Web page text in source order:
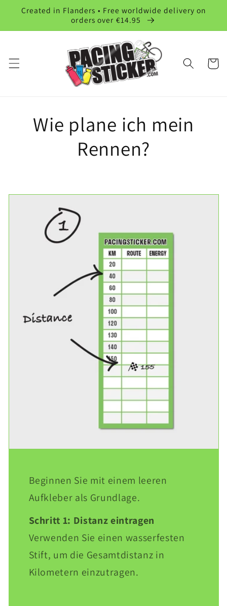
zum
Created in Flanders • Free worldwide delivery on
orders over €14.95
Wie plane ich mein
Rennen?
Beginnen Sie mit einem leeren
Aufkleber als Grundlage.
Schritt 1: Distanz eintragen
Verwenden Sie einen wasserfesten
Stift, um die Gesamtdistanz in
Kilometern einzutragen.